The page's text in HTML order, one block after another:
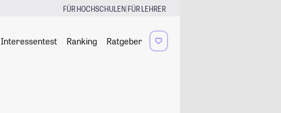
FÜR HOCHSCHULEN|FÜR LEHRER
Interessentest Ranking Ratgeber